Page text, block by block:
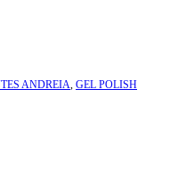
ANDREIA, GEL POLISH